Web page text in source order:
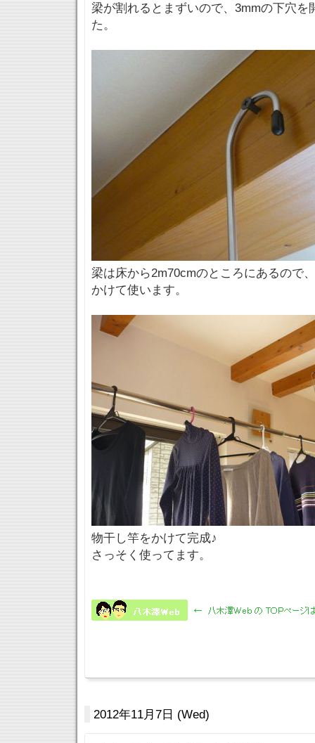
梁が割れるとまずいので、3mmの下穴を
た。
梁は床から2m70cmのところにあるので
かけて使います。
物干し竿をかけて完成♪
さっそく使ってます。
2012年11月7日 (Wed)